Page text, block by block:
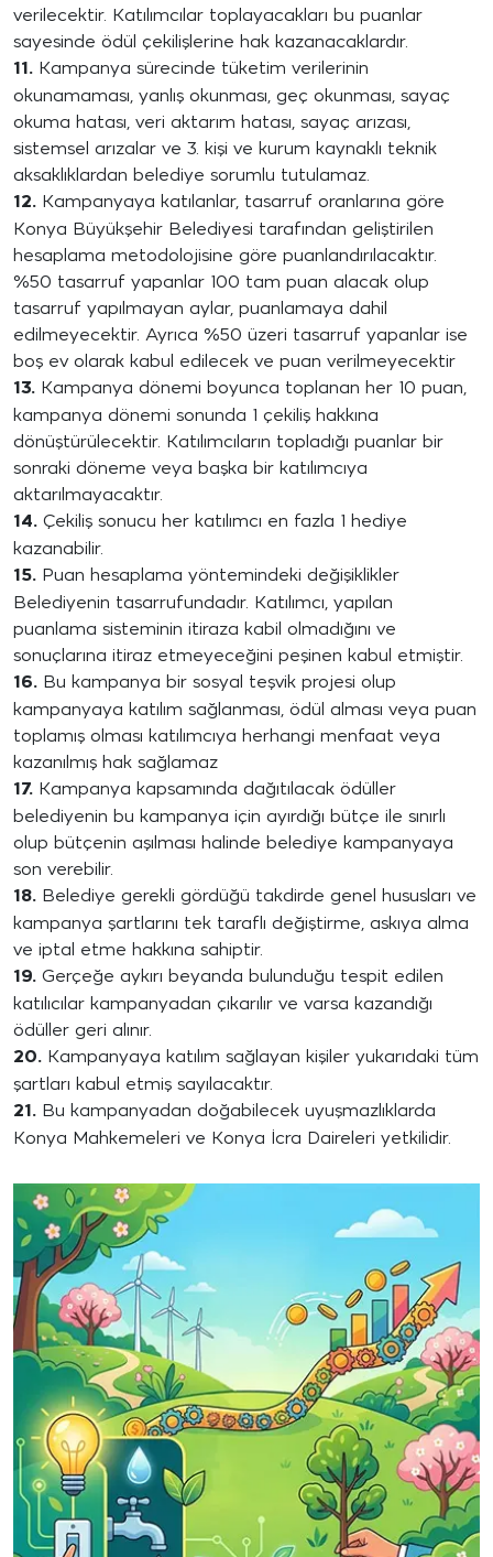
verilecektir. Katılımcılar toplayacakları bu puanlar
sayesinde ödül çekilişlerine hak kazanacaklardır.
11. Kampanya sürecinde tüketim verilerinin
okunamaması, yanlış okunması, geç okunması, sayaç
okuma hatası, veri aktarım hatası, sayaç arızası,
sistemsel arızalar ve 3. kişi ve kurum kaynaklı teknik
aksaklıklardan belediye sorumlu tutulamaz.
12. Kampanyaya katılanlar, tasarruf oranlarına göre
Konya Büyükşehir Belediyesi tarafından geliştirilen
hesaplama metodolojisine göre puanlandırılacaktır.
%50 tasarruf yapanlar 100 tam puan alacak olup
tasarruf yapılmayan aylar, puanlamaya dahil
edilmeyecektir. Ayrıca %50 üzeri tasarruf yapanlar ise
boş ev olarak kabul edilecek ve puan verilmeyecektir
13. Kampanya dönemi boyunca toplanan her 10 puan,
kampanya dönemi sonunda 1 çekiliş hakkına
dönüştürülecektir. Katılımcıların topladığı puanlar bir
sonraki döneme veya başka bir katılımcıya
aktarılmayacaktır.
14. Çekiliş sonucu her katılımcı en fazla 1 hediye
kazanabilir.
15. Puan hesaplama yöntemindeki değişiklikler
Belediyenin tasarrufundadır. Katılımcı, yapılan
puanlama sisteminin itiraza kabil olmadığını ve
sonuçlarına itiraz etmeyeceğini peşinen kabul etmiştir.
16. Bu kampanya bir sosyal teşvik projesi olup
kampanyaya katılım sağlanması, ödül alması veya puan
toplamış olması katılımcıya herhangi menfaat veya
kazanılmış hak sağlamaz
17. Kampanya kapsamında dağıtılacak ödüller
belediyenin bu kampanya için ayırdığı bütçe ile sınırlı
olup bütçenin aşılması halinde belediye kampanyaya
son verebilir.
18. Belediye gerekli gördüğü takdirde genel hususları ve
kampanya şartlarını tek taraflı değiştirme, askıya alma
ve iptal etme hakkına sahiptir.
19. Gerçeğe aykırı beyanda bulunduğu tespit edilen
katılıcılar kampanyadan çıkarılır ve varsa kazandığı
ödüller geri alınır.
20. Kampanyaya katılım sağlayan kişiler yukarıdaki tüm
şartları kabul etmiş sayılacaktır.
21. Bu kampanyadan doğabilecek uyuşmazlıklarda
Konya Mahkemeleri ve Konya İcra Daireleri yetkilidir.